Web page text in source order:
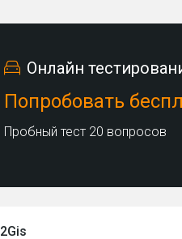
Онлайн
Попробовать
Пробный тест 20 вопросов
2Gis